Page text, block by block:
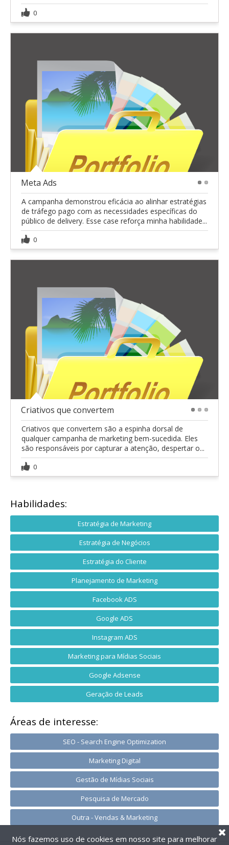
0
Meta Ads
A campanha demonstrou eficácia ao alinhar estratégias
de tráfego pago com as necessidades específicas do
público de delivery. Esse case reforça minha habilidade...
0
Criativos que convertem
Criativos que convertem são a espinha dorsal de
qualquer campanha de marketing bem-sucedida. Eles
são responsáveis por capturar a atenção, despertar o...
0
Habilidades:
Estratégia de Marketing
Estratégia de Negócios
Estratégia do Cliente
Planejamento de Marketing
Facebook ADS
Google ADS
Instagram ADS
Marketing para Mídias Sociais
Google Adsense
Geração de Leads
Áreas de interesse:
SEO - Search Engine Optimization
Marketing Digital
Gestão de Mídias Sociais
Pesquisa de Mercado
Outra - Vendas & Marketing
Nós fazemos uso de cookies em nosso site para melhorar